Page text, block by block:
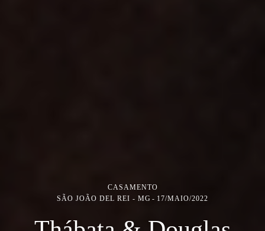
CASAMENTO
SÃO JOÃO DEL REI - MG
17/MAIO/2022